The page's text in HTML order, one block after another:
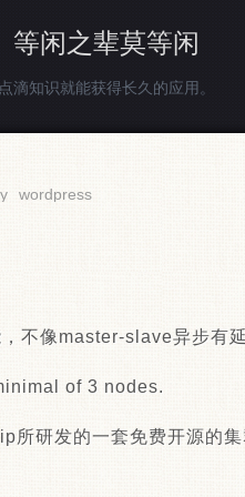
等闲之辈莫等闲
点滴知识就能获得长久的应用。
wordpress
不像master-slave异步有
of 3 nodes.
所研发的一套免费开源的